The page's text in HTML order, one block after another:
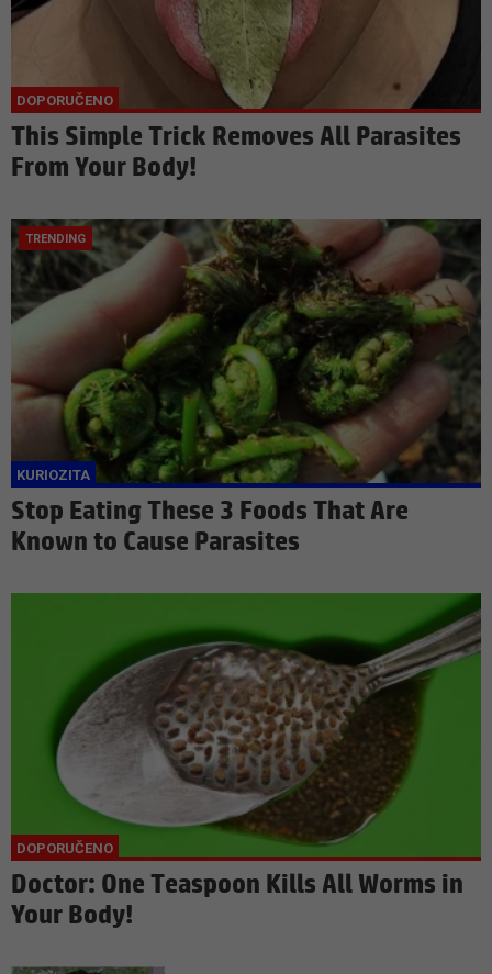
This Simple Trick Removes All Parasites
From Your Body!
Stop Eating These 3 Foods That Are
Known to Cause Parasites
Doctor: One Teaspoon Kills All Worms in
Your Body!